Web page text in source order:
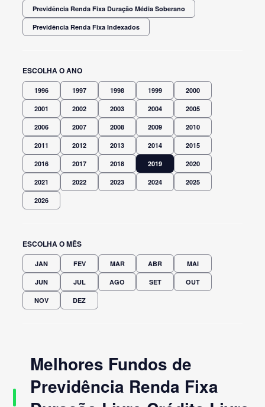
Previdência Renda Fixa Duração Média Soberano
Previdência Renda Fixa Indexados
ESCOLHA O ANO
1996 1997 1998 1999 2000
2001 2002 2003 2004 2005
2006 2007 2008 2009 2010
2011 2012 2013 2014 2015
2016 2017 2018 2019 2020
2021 2022 2023 2024 2025
2026
ESCOLHA O MÊS
JAN FEV MAR ABR MAI
JUN JUL AGO SET OUT
NOV DEZ
Melhores Fundos de
Previdência Renda Fixa